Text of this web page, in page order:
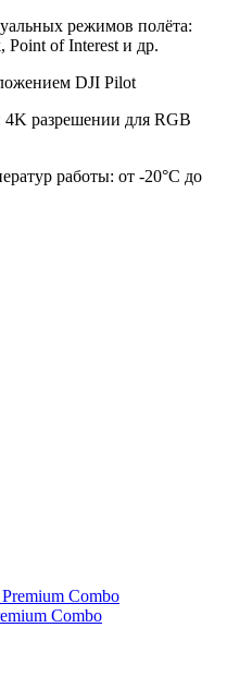
режимов полёта:
Point of Interest и др.
DJI Pilot
разрешении для RGB
работы: от -20°C до
Combo